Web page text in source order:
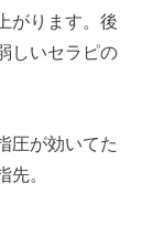
がります。後
しいセラピの
圧が効いてた
。